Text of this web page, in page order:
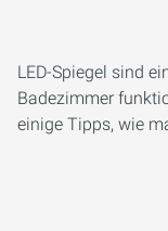
LED-Spiegel sind
Badezimmer
einige Tipps, wie